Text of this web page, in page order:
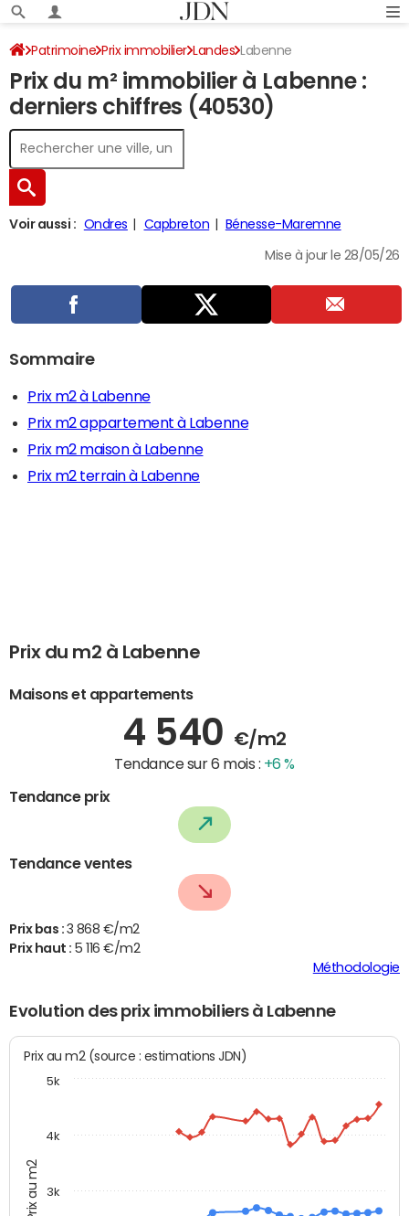
Patrimoine Prix immobilier Landes Labenne
Prix du m² immobilier à Labenne :
derniers chiffres (40530)
Voir aussi : Ondres Capbreton Bénesse-Maremne
Mise à jour le 28/05/26
Sommaire
Prix m2 à Labenne
Prix m2 appartement à Labenne
Prix m2 maison à Labenne
Prix m2 terrain à Labenne
Prix du m2 à Labenne
Maisons et appartements
4 540 €/m2
Tendance sur 6 mois : +6 %
Tendance prix
Tendance ventes
Prix bas : 3 868 €/m2
Prix haut : 5 116 €/m2
Méthodologie
Evolution des prix immobiliers à Labenne
Prix au m2
Prix au m2 (source : estimations JDN)
3k
4k
5k